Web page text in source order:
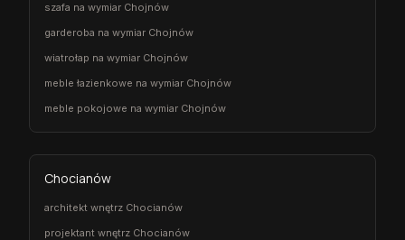
szafa na wymiar Chojnów
garderoba na wymiar Chojnów
wiatrołap na wymiar Chojnów
meble łazienkowe na wymiar Chojnów
meble pokojowe na wymiar Chojnów
Chocianów
architekt wnętrz Chocianów
projektant wnętrz Chocianów